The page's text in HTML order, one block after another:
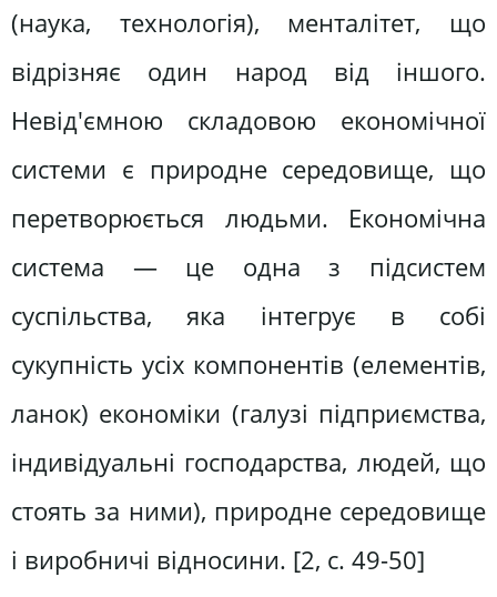
(наука, технологія), менталітет, що
відрізняє один народ від іншого.
Невід'ємною складовою економічної
системи є природне середовище, що
перетворюється людьми. Економічна
система — це одна з підсистем
суспільства, яка інтегрує в собі
сукупність усіх компонентів (елементів,
ланок) економіки (галузі підприємства,
індивідуальні господарства, людей, що
стоять за ними), природне середовище
і виробничі відносини. [2, c. 49-50]